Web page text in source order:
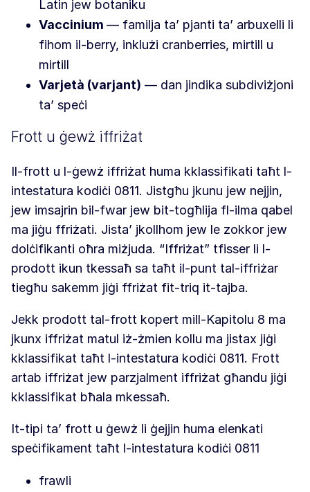
Latin jew botaniku
Vaccinium — familja ta’ pjanti ta’ arbuxelli li
fihom il-berry, inklużi cranberries, mirtill u
mirtill
Varjetà (varjant) — dan jindika subdiviżjoni
ta’ speċi
Frott u ġewż iffriżat
Il-frott u l-ġewż iffriżat huma kklassifikati taħt l-
intestatura kodiċi 0811. Jistgħu jkunu jew nejjin,
jew imsajrin bil-fwar jew bit-togħlija fl-ilma qabel
ma jiġu ffriżati. Jista’ jkollhom jew le zokkor jew
dolċifikanti oħra miżjuda. “Iffriżat” tfisser li l-
prodott ikun tkessaħ sa taħt il-punt tal-iffriżar
tiegħu sakemm jiġi ffriżat fit-triq it-tajba.
Jekk prodott tal-frott kopert mill-Kapitolu 8 ma
jkunx iffriżat matul iż-żmien kollu ma jistax jiġi
kklassifikat taħt l-intestatura kodiċi 0811. Frott
artab iffriżat jew parzjalment iffriżat għandu jiġi
kklassifikat bħala mkessaħ.
It-tipi ta’ frott u ġewż li ġejjin huma elenkati
speċifikament taħt l-intestatura kodiċi 0811
frawli